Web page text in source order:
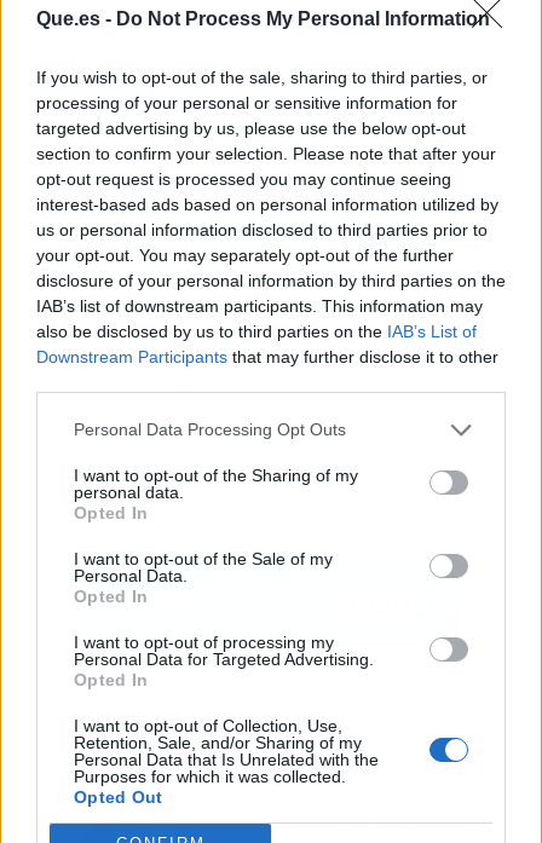
Que.es - Do Not Process My Personal Information
If you wish to opt-out of the sale, sharing to third parties, or
processing of your personal or sensitive information for
targeted advertising by us, please use the below opt-out
section to confirm your selection. Please note that after your
opt-out request is processed you may continue seeing
interest-based ads based on personal information utilized by
us or personal information disclosed to third parties prior to
your opt-out. You may separately opt-out of the further
disclosure of your personal information by third parties on the
IAB’s list of downstream participants. This information may
also be disclosed by us to third parties on the IAB’s List of
Downstream Participants that may further disclose it to other
Personal Data Processing Opt Outs
I want to opt-out of the Sharing of my
personal data.
Opted In
I want to opt-out of the Sale of my
Personal Data.
Opted In
I want to opt-out of processing my
Personal Data for Targeted Advertising.
Opted In
I want to opt-out of Collection, Use,
Retention, Sale, and/or Sharing of my
Personal Data that Is Unrelated with the
Purposes for which it was collected.
Opted Out
Publicidad
Los más vistos
Los 7 mejores discos de Bad Bunny,